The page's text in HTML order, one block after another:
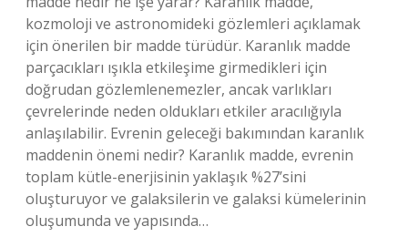
kozmoloji ve astronomideki gözlemleri açıklamak
için önerilen bir madde türüdür. Karanlık madde
parçacıkları ışıkla etkileşime girmedikleri için
doğrudan gözlemlenemezler, ancak varlıkları
çevrelerinde neden oldukları etkiler aracılığıyla
anlaşılabilir. Evrenin geleceği bakımından karanlık
maddenin önemi nedir? Karanlık madde, evrenin
toplam kütle-enerjisinin yaklaşık %27’sini
oluşturuyor ve galaksilerin ve galaksi kümelerinin
oluşumunda ve yapısında…